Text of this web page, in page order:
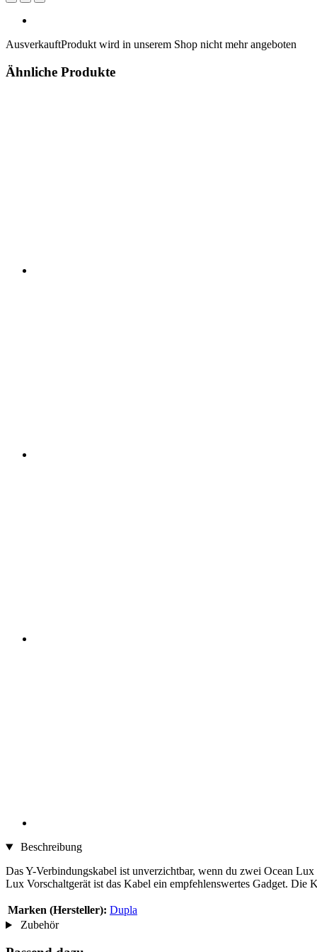
AusverkauftProdukt wird in unserem Shop nicht mehr angeboten
Ähnliche Produkte
Beschreibung
Das Y-Verbindungskabel ist unverzichtbar, wenn du zwei Ocean
Lux Vorschaltgerät ist das Kabel ein empfehlenswertes Gadget. Die
Marken (Hersteller): Dupla
Zubehör